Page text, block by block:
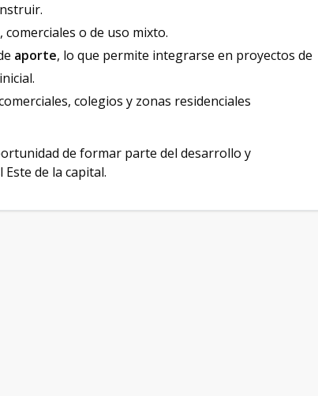
o de uso mixto.
aporte, lo que permite integrarse en proyectos de
colegios y zonas residenciales
de formar parte del desarrollo y
de la capital.